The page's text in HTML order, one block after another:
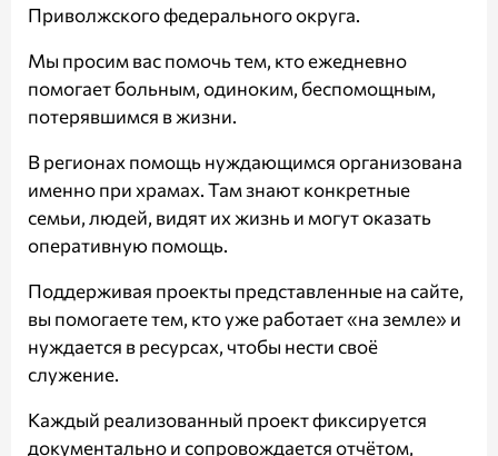
Приволжского федерального округа.
Мы просим вас помочь тем, кто ежедневно
помогает больным, одиноким, беспомощным,
потерявшимся в жизни.
В регионах помощь нуждающимся организована
именно при храмах. Там знают конкретные
семьи, людей, видят их жизнь и могут оказать
оперативную помощь.
Поддерживая проекты представленные на сайте,
вы помогаете тем, кто уже работает «на земле» и
нуждается в ресурсах, чтобы нести своё
служение.
Каждый реализованный проект фиксируется
документально и сопровождается отчётом,